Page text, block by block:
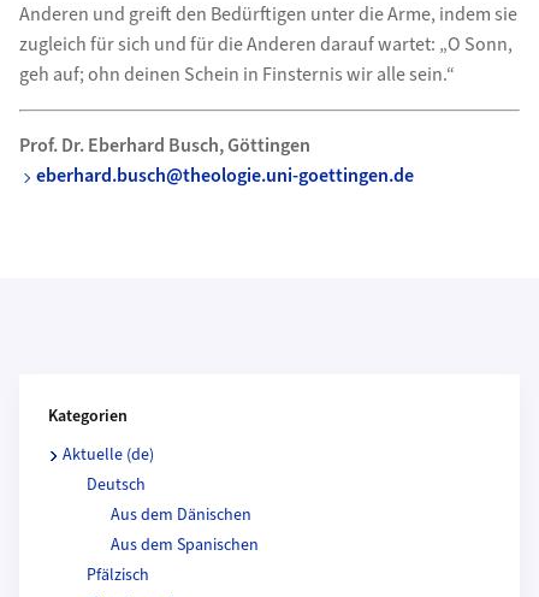
Anderen und greift den Bedürftigen unter die Arme, indem sie
zugleich für sich und für die Anderen darauf wartet: „O Sonn,
geh auf; ohn deinen Schein in Finsternis wir alle sein.“
Prof. Dr. Eberhard Busch, Göttingen
eberhard.busch@theologie.uni-goettingen.de
Kategorien
Aktuelle (de)
Deutsch
Aus dem Dänischen
Aus dem Spanischen
Pfälzisch